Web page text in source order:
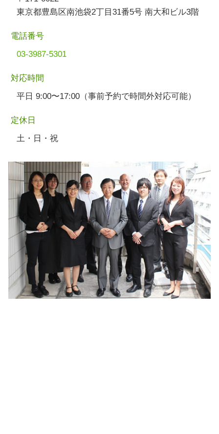
東京都豊島区南池袋2丁目31番5号 南大和ビル3階
電話番号
03-3987-5301
対応時間
平日 9:00〜17:00（事前予約で時間外対応可能）
定休日
土・日・祝